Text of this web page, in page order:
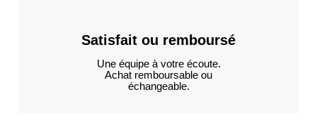
Satisfait ou remboursé
Une équipe à votre écoute.
Achat remboursable ou
échangeable.